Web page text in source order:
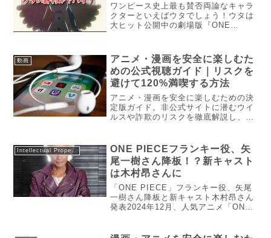
ワンピース史上最も賛否両論なキャラ
クターといえばウタでしょう！ウタは
大ヒット公開中の劇場版『ONE
クターです。映画に対する感想は比較
的好印象なのですが、ウタの評...
動画
アニメ・漫画を安全に楽しむた
めの公式視聴ガイド｜リスクを
避けて120%満喫する方法
アニメ・漫画を安全に楽しむための決
定版ガイド。非公式サイトに潜むウイ
ルスや詐欺のリスクを徹底解説し、d
提案。推しを支えながら最高の環境で
作品に没頭しましょう...
Intellectual Property
ONE PIECEフランキー役、矢
尾一樹さん降板！？新キャスト
は木村昂さんに
「ONE PIECE」フランキー役、矢尾
一樹さん降板と新キャスト木村昂さん
発表2024年12月、人気アニメ「ONE
れ、ファンの間で驚きと戸惑いが広が